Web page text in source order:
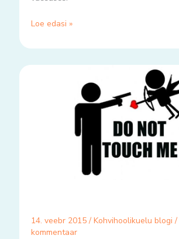
Loe edasi »
14. veebr 2015 / Kohvihoolikuelu blogi /
kommentaar